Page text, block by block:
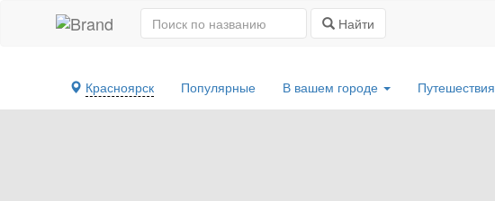
Найти
Красноярск Популярные В вашем городе Путешествия